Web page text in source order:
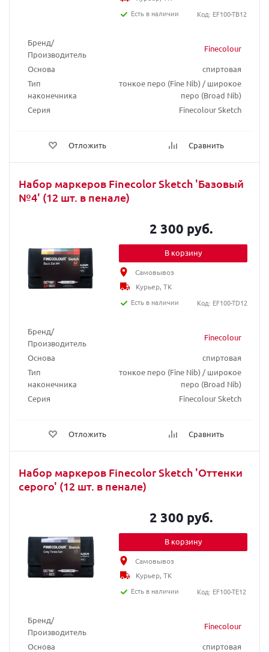
Бренд/
Производитель
Finecolour
Основа
спиртовая
Тип
наконечника
тонкое перо (Fine Nib) / широкое
перо (Broad Nib)
Серия
Finecolour Sketch
Отложить Сравнить
Есть в наличии
Код: EF100-TB12
Набор маркеров Finecolor Sketch 'Базовый
№4' (12 шт. в пенале)
Бренд/
Производитель
Finecolour
Основа
спиртовая
Тип
наконечника
тонкое перо (Fine Nib) / широкое
перо (Broad Nib)
Серия
Finecolour Sketch
Отложить Сравнить
2 300 руб.
В корзину
Самовывоз
Курьер, ТК
Есть в наличии
Код: EF100-TD12
Набор маркеров Finecolor Sketch 'Оттенки
серого' (12 шт. в пенале)
Бренд/
Производитель
Finecolour
Основа
спиртовая
2 300 руб.
В корзину
Самовывоз
Курьер, ТК
Есть в наличии
Код: EF100-TE12